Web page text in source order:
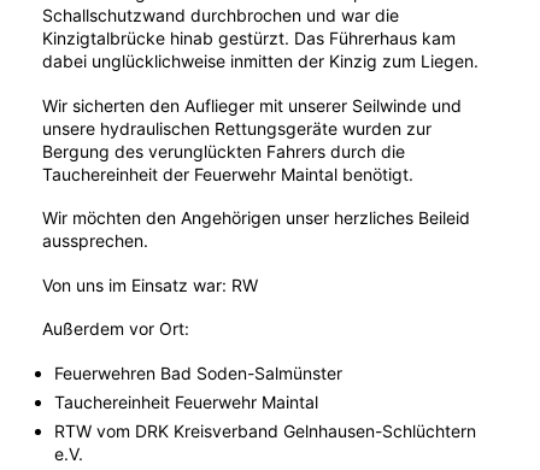
Schallschutzwand durchbrochen und war die
Kinzigtalbrücke hinab gestürzt. Das Führerhaus kam
dabei unglücklichweise inmitten der Kinzig zum Liegen.
Wir sicherten den Auflieger mit unserer Seilwinde und
unsere hydraulischen Rettungsgeräte wurden zur
Bergung des verunglückten Fahrers durch die
Tauchereinheit der Feuerwehr Maintal benötigt.
Wir möchten den Angehörigen unser herzliches Beileid
aussprechen.
Von uns im Einsatz war: RW
Außerdem vor Ort:
Feuerwehren Bad Soden-Salmünster
Tauchereinheit Feuerwehr Maintal
RTW vom DRK Kreisverband Gelnhausen-Schlüchtern
e.V.